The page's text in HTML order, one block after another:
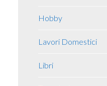
Hobby
Lavori Domestici
Libri